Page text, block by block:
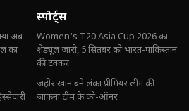
अब
का
स्पोर्ट्स
Women's T20 Asia Cup 2026 का
शेड्यूल जारी, 5 सितंबर को भारत-पाकिस्तान
की टक्कर
जहीर खान बने लंका प्रीमियर लीग की
जाफना टीम के को-ऑनर